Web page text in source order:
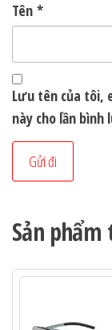
Tên *
Lưu tên của tôi,
này cho lần bình
Sản